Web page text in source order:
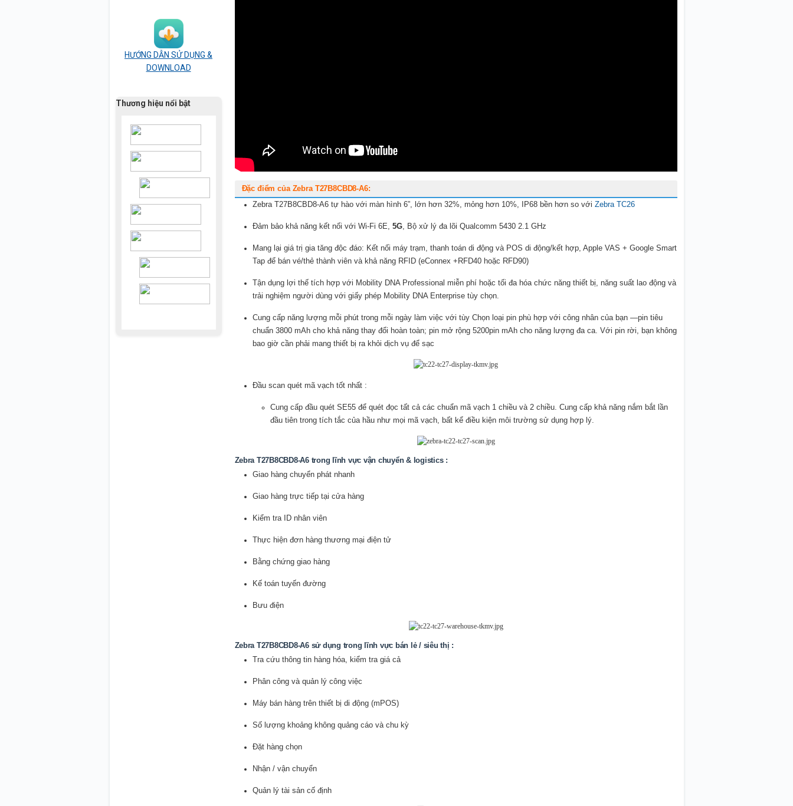
HƯỚNG DẪN SỬ DỤNG &
DOWNLOAD
Thương hiệu nổi bật
Đặc điểm của Zebra T27B8CBD8-A6:
Zebra T27B8CBD8-A6 tự hào với màn hình 6”, lớn hơn 32%, mỏng hơn 10%, IP68 bền hơn so với Zebra TC26
Đảm bảo khả năng kết nối với Wi-Fi 6E, 5G, Bộ xử lý đa lõi Qualcomm 5430 2.1 GHz
Mang lại giá trị gia tăng độc đáo: Kết nối máy trạm, thanh toán di động và POS di động/kết hợp, Apple VAS + Google Smart
Tap để bán vé/thẻ thành viên và khả năng RFID (eConnex +RFD40 hoặc RFD90)
Tận dụng lợi thế tích hợp với Mobility DNA Professional miễn phí hoặc tối đa hóa chức năng thiết bị, năng suất lao động và
trải nghiệm người dùng với giấy phép Mobility DNA Enterprise tùy chọn.
Cung cấp năng lượng mỗi phút trong mỗi ngày làm việc với tùy Chọn loại pin phù hợp với công nhân của bạn —pin tiêu
chuẩn 3800 mAh cho khả năng thay đổi hoàn toàn; pin mở rộng 5200pin mAh cho năng lượng đa ca. Với pin rời, bạn không
bao giờ cần phải mang thiết bị ra khỏi dịch vụ để sạc
Đầu scan quét mã vạch tốt nhất :
Cung cấp đầu quét SE55 để quét đọc tất cả các chuẩn mã vạch 1 chiều và 2 chiều. Cung cấp khả năng nắm bắt lần
đầu tiên trong tích tắc của hầu như mọi mã vạch, bất kể điều kiện môi trường sử dụng hợp lý.
Zebra T27B8CBD8-A6 trong lĩnh vực vận chuyển & logistics :
Giao hàng chuyển phát nhanh
Giao hàng trực tiếp tại cửa hàng
Kiểm tra ID nhân viên
Thực hiện đơn hàng thương mại điện tử
Bằng chứng giao hàng
Kế toán tuyến đường
Bưu điện
Zebra T27B8CBD8-A6 sử dụng trong lĩnh vực bán lẻ / siêu thị :
Tra cứu thông tin hàng hóa, kiểm tra giá cả
Phân công và quản lý công việc
Máy bán hàng trên thiết bị di động (mPOS)
Số lượng khoảng không quảng cáo và chu kỳ
Đặt hàng chọn
Nhận / vận chuyển
Quản lý tài sản cố định